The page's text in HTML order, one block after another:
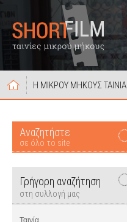
Η ΜΙΚΡΟΥ ΜΗΚΟΥΣ ΤΑΙΝΙΑ
Αναζητήστε
σε όλο το site
Γρήγορη αναζήτηση
στη συλλογή μας
Ταινία